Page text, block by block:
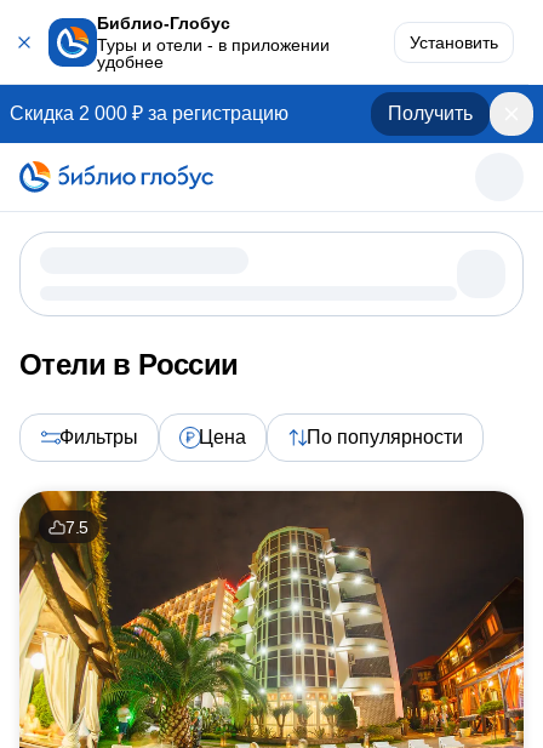
Библио-Глобус
Туры и отели - в приложении
удобнее
Установить
Скидка 2 000 ₽ за регистрацию Получить
Отели в России
Фильтры Цена По популярности
7.5